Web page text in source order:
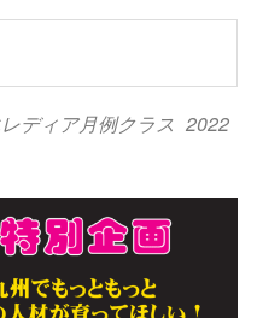
ディア月例クラス 2022